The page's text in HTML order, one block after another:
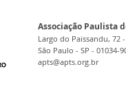
Associação Paulista
Largo do Paissandu, 72
São Paulo - SP - 01034-
apts@apts.org.br